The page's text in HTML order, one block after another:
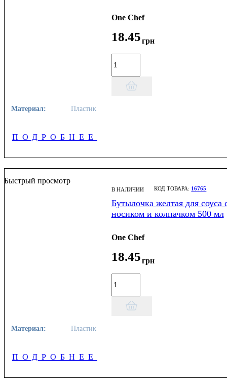
One Chef
18.45грн
Материал: Пластик
ПОДРОБНЕЕ
Быстрый просмотр
В НАЛИЧИИ 16765
Бутылочка желтая для соуса
носиком и колпачком 500 мл
One Chef
18.45грн
Материал: Пластик
ПОДРОБНЕЕ